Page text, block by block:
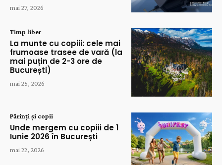
mai 27, 2026
Timp liber
La munte cu copiii: cele mai
frumoase trasee de vară (la
mai puțin de 2-3 ore de
București)
mai 25, 2026
Părinți și copii
Unde mergem cu copiii de 1
Iunie 2026 în București
mai 22, 2026